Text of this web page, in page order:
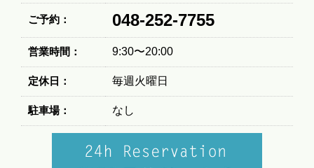
ご予約： 048-252-7755
営業時間： 9:30〜20:00
定休日： 毎週火曜日
駐車場： なし